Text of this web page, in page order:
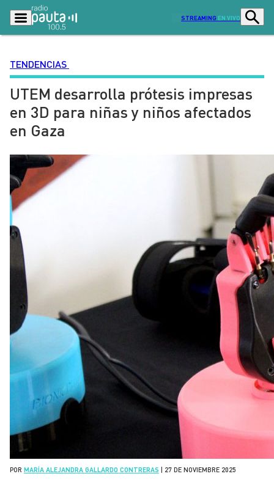
STREAMING EN VIVO
Podcasts Programas
Lo Último Actualidad
Ciudad
Radio en vivo
Tendencias Deportes
Opinión
Señal 2
TENDENCIAS
UTEM desarrolla prótesis impresas
en 3D para niñas y niños afectados
en Gaza
POR MARÍA ALEJANDRA GALLARDO CONTRERAS 27 DE NOVIEMBRE 2025